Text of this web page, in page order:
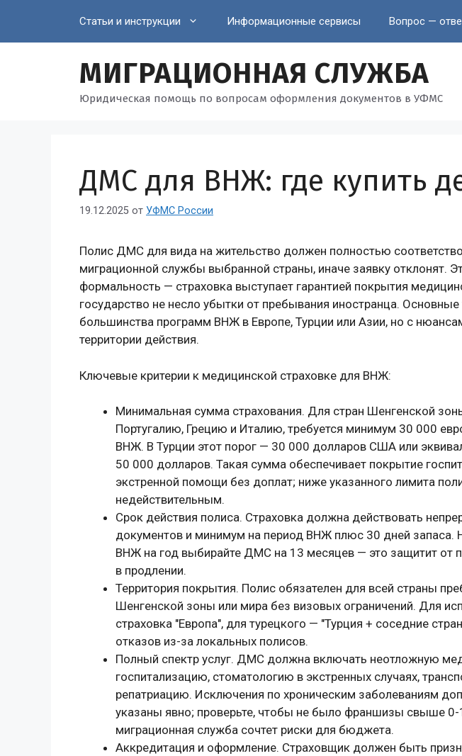
содержимому
Статьи и инструкции Информационные сервисы Вопрос —
МИГРАЦИОННАЯ СЛУЖБА
Юридическая помощь по вопросам оформления документов в УФМС
ДМС для ВНЖ: где купить
19.12.2025 от УФМС России
Полис ДМС для вида на жительство должен полностью
миграционной службы выбранной страны, иначе заявку отклонят.
формальность — страховка выступает гарантией покрытия
государство не несло убытки от пребывания иностранца.
большинства программ ВНЖ в Европе, Турции или Азии, но с
территории действия.
Ключевые критерии к медицинской страховке для ВНЖ:
Минимальная сумма страхования. Для стран Шенгенской
Португалию, Грецию и Италию, требуется минимум 30 000
ВНЖ. В Турции этот порог — 30 000 долларов США или
50 000 долларов. Такая сумма обеспечивает покрытие
экстренной помощи без доплат; ниже указанного лимита
недействительным.
Срок действия полиса. Страховка должна действовать
документов и минимум на период ВНЖ плюс 30 дней запаса.
ВНЖ на год выбирайте ДМС на 13 месяцев — это защитит от
в продлении.
Территория покрытия. Полис обязателен для всей страны
Шенгенской зоны или мира без визовых ограничений. Для
страховка "Европа", для турецкого — "Турция + соседние
отказов из-за локальных полисов.
Полный спектр услуг. ДМС должна включать неотложную
госпитализацию, стоматологию в экстренных случаях,
репатриацию. Исключения по хроническим заболеваниям
указаны явно; проверьте, чтобы не было франшизы свыше 0-
миграционная служба сочтет риски для бюджета.
Аккредитация и оформление. Страховщик должен быть